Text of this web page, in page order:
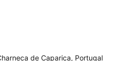
de Caparica, Portugal